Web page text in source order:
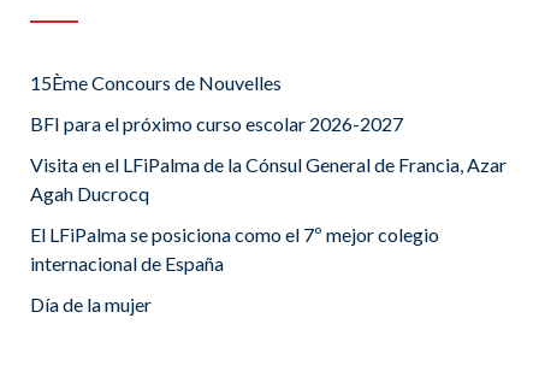
15Ème Concours de Nouvelles
BFI para el próximo curso escolar 2026-2027
Visita en el LFiPalma de la Cónsul General de Francia, Azar
Agah Ducrocq
El LFiPalma se posiciona como el 7º mejor colegio
internacional de España
Día de la mujer